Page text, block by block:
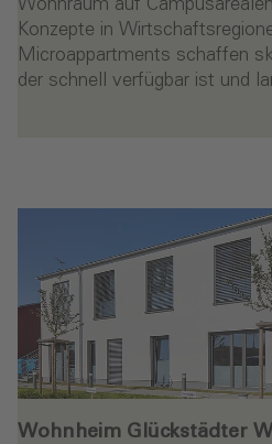
Wohnraum auf
Konzepte in
Microappartments schaffen
der schnell verfügbar ist und
Wohnheim Glückstädter